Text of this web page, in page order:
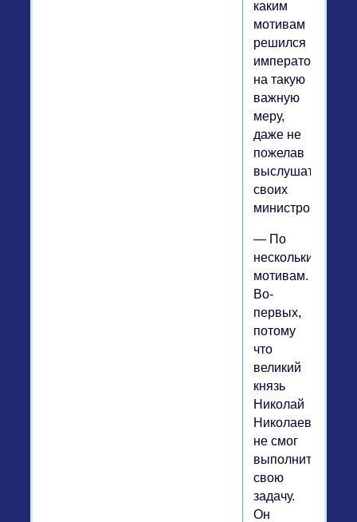
каким
мотивам
решился
император
на такую
важную
меру,
даже не
пожелав
выслушать
своих
министров?
— По
нескольким
мотивам.
Во-
первых,
потому
что
великий
князь
Николай
Николаевич
не смог
выполнить
свою
задачу.
Он